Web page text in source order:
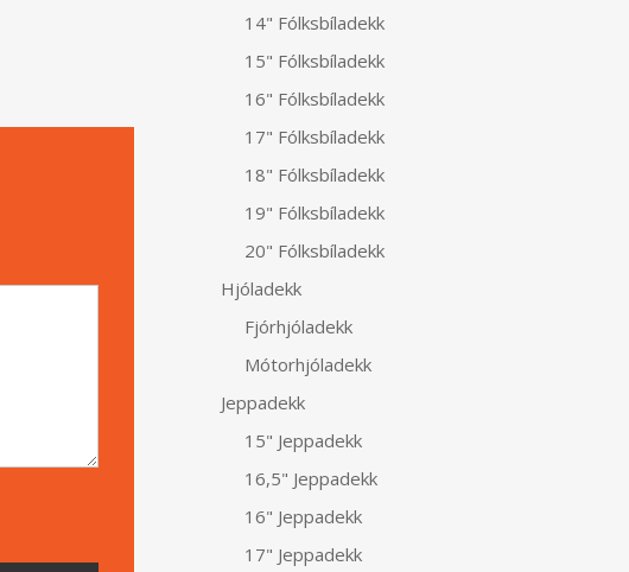
14" Fólksbíladekk
15" Fólksbíladekk
16" Fólksbíladekk
17" Fólksbíladekk
18" Fólksbíladekk
19" Fólksbíladekk
20" Fólksbíladekk
Hjóladekk
Fjórhjóladekk
Mótorhjóladekk
Jeppadekk
15" Jeppadekk
16,5" Jeppadekk
16" Jeppadekk
17" Jeppadekk